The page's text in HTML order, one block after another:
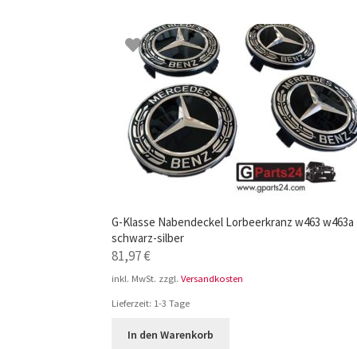
G-Klasse Nabendeckel Lorbeerkranz w463 w463a
schwarz-silber
81,97€
inkl. MwSt. zzgl.Versandkosten
Lieferzeit: 1-3 Tage
In den Warenkorb